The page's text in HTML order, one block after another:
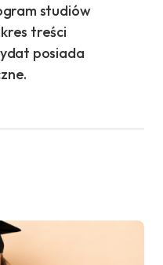
studiów
treści
posiada